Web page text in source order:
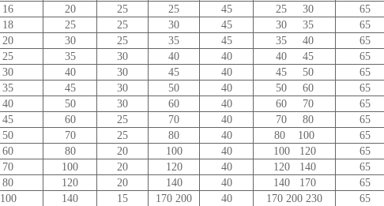
16 20 25 25 45 25 30 65
18 25 25 30 45 30 35 65
20 30 25 35 45 35 40 65
25 35 30 40 40 40 45 65
30 40 30 45 40 45 50 65
35 45 30 50 40 50 60 65
40 50 30 60 40 60 70 65
45 60 25 70 40 70 80 65
50 70 25 80 40 80 100 65
60 80 20 100 40 100 120 65
70 100 20 120 40 120 140 65
80 120 20 140 40 140 170 65
100 140 15 170 200 40 170 200 230 65